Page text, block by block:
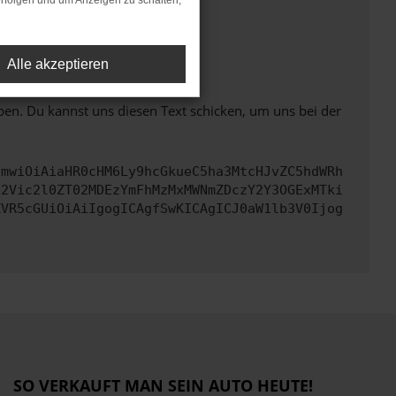
unterstützt werden.
Du kannst uns diesen Text schicken, um uns bei der
SO VERKAUFT MAN SEIN AUTO HEUTE!
Alle akzeptieren